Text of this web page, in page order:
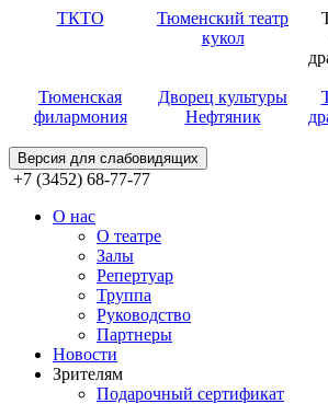
ТКТО
Тюменский театр
кукол
Тюменская
филармония
Дворец культуры
Нефтяник
Версия для слабовидящих
+7 (3452) 68-77-77
О нас
О театре
Залы
Репертуар
Труппа
Руководство
Партнеры
Новости
Зрителям
Подарочный сертификат